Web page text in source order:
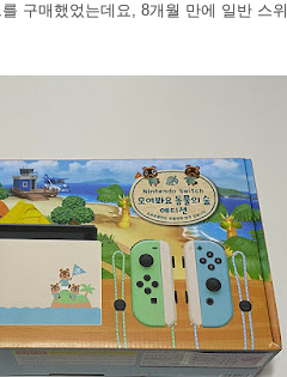
구매했었는데요, 8개월 만에 일반 스